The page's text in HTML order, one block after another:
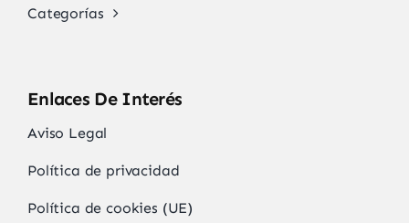
Categorías
Enlaces De Interés
Aviso Legal
Política de privacidad
Política de cookies (UE)